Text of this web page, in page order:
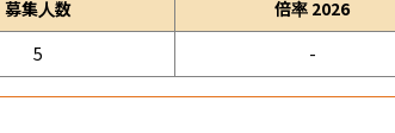
募集人数 倍率 2026
5 -